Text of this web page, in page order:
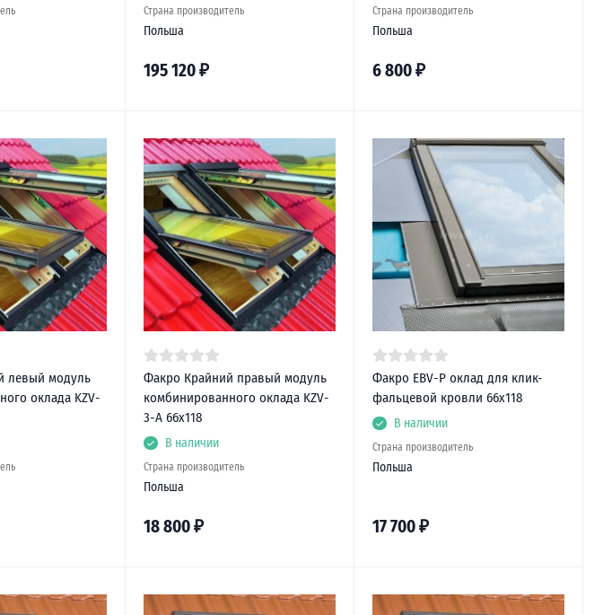
Страна производитель
Польша
195 120₽
Страна производитель
Польша
6 800₽
левый модуль
оклада KZV-
Факро Крайний правый модуль
комбинированного оклада KZV-
3-A 66x118
В наличии
Страна производитель
Польша
18 800₽
Факро EBV-P оклад для клик-
фальцевой кровли 66х118
В наличии
Страна производитель
Польша
17 700₽